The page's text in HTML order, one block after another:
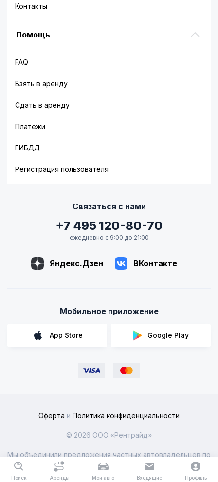
Контакты
Помощь
FAQ
Взять в аренду
Сдать в аренду
Платежи
ГИБДД
Регистрация пользователя
Связаться с нами
+7 495 120-80-70
ежедневно с 9:00 до 21:00
Яндекс.Дзен ВКонтакте
Мобильное приложение
App Store Google Play
Оферта и Политика конфиденциальности
© 2026 ООО «Рентрайд»
Мы объединили предложения частных автовладельцев по
всей России
Поиск Аренды Мои авто Входящие Профиль